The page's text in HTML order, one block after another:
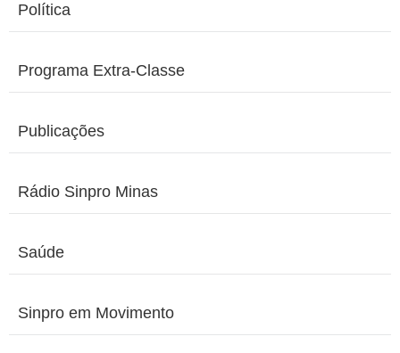
Política
Programa Extra-Classe
Publicações
Rádio Sinpro Minas
Saúde
Sinpro em Movimento